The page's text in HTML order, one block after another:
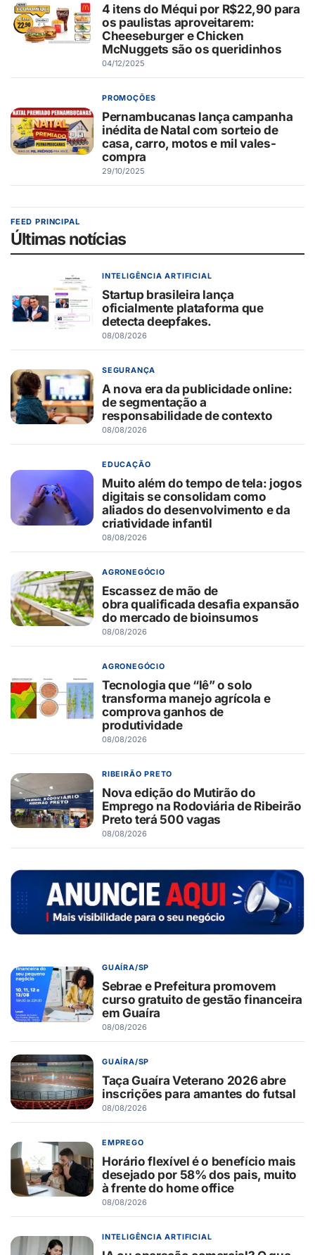
4 itens do Méqui por R$22,90 para
os paulistas aproveitarem:
Cheeseburger e Chicken
McNuggets são os queridinhos
04/12/2025
PROMOÇÕES
Pernambucanas lança campanha
inédita de Natal com sorteio de
casa, carro, motos e mil vales-
compra
29/10/2025
FEED PRINCIPAL
Últimas notícias
INTELIGÊNCIA ARTIFICIAL
Startup brasileira lança
oficialmente plataforma que
detecta deepfakes.
08/08/2026
SEGURANÇA
A nova era da publicidade online:
de segmentação a
responsabilidade de contexto
08/08/2026
EDUCAÇÃO
Muito além do tempo de tela: jogos
digitais se consolidam como
aliados do desenvolvimento e da
criatividade infantil
08/08/2026
AGRONEGÓCIO
Escassez de mão de
obra qualificada desafia expansão
do mercado de bioinsumos
08/08/2026
AGRONEGÓCIO
Tecnologia que “lê” o solo
transforma manejo agrícola e
comprova ganhos de
produtividade
08/08/2026
RIBEIRÃO PRETO
Nova edição do Mutirão do
Emprego na Rodoviária de Ribeirão
Preto terá 500 vagas
08/08/2026
GUAÍRA/SP
Sebrae e Prefeitura promovem
curso gratuito de gestão financeira
em Guaíra
08/08/2026
GUAÍRA/SP
Taça Guaíra Veterano 2026 abre
inscrições para amantes do futsal
08/08/2026
EMPREGO
Horário flexível é o benefício mais
desejado por 58% dos pais, muito
à frente do home office
08/08/2026
INTELIGÊNCIA ARTIFICIAL